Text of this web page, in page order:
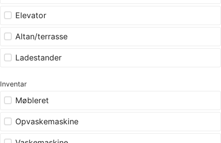
Elevator
Altan/terrasse
Ladestander
Inventar
Møbleret
Opvaskemaskine